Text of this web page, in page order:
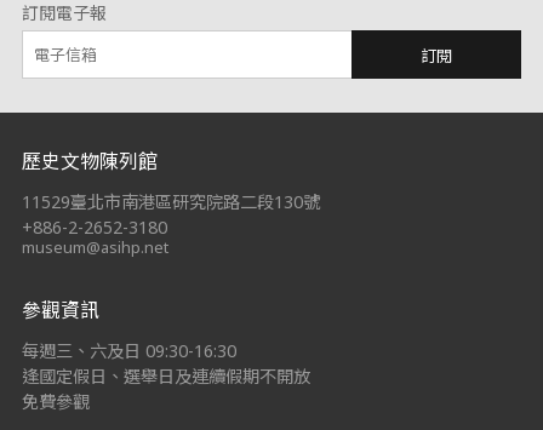
訂閱電子報
訂閱
:::
歷史文物陳列館
11529臺北市南港區研究院路二段130號
+886-2-2652-3180
museum@asihp.net
參觀資訊
每週三、六及日 09:30-16:30
逢國定假日、選舉日及連續假期不開放
免費參觀